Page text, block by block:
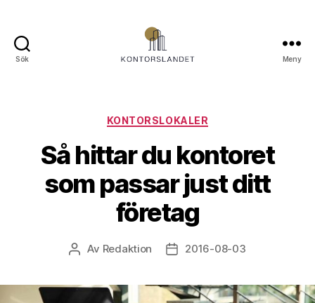
Sök Meny
Kategorier
KONTORSLOKALER
Så hittar du kontoret
som passar just ditt
företag
Inläggsförfattare
Av Redaktion Inläggsdatum
2016-08-03